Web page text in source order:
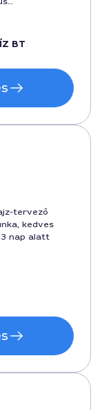
BT
tervező
kedves
3 nap alatt